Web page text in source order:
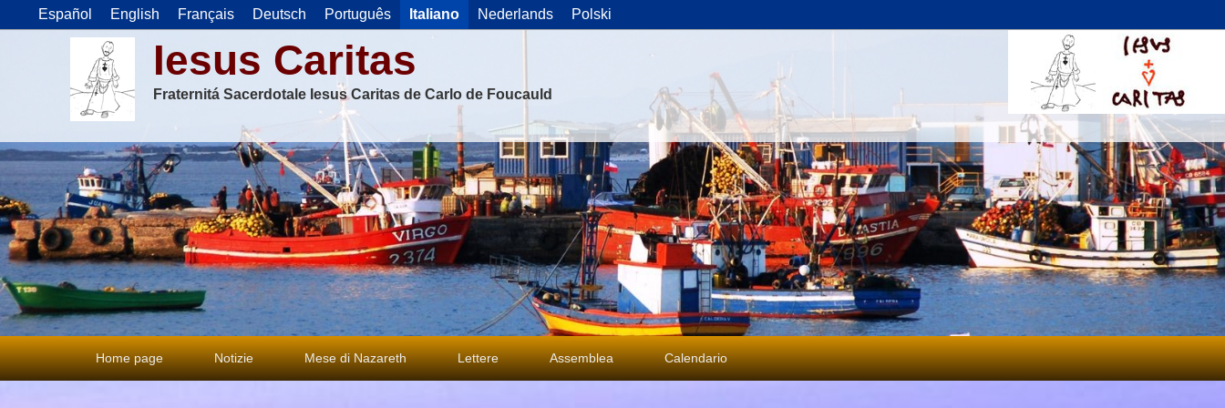
Español English Français Deutsch Português Italiano Nederlands Polski
Iesus Caritas
Fraternitá Sacerdotale Iesus Caritas de Carlo de Foucauld
Menu
principale
Home page Notizie Mese di Nazareth Lettere Assemblea Calendario